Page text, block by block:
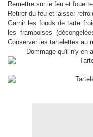
Remettre sur le feu et
Retirer du feu et laisser
Garnir les fonds de tarte
les framboises
Conserver les tartelettes au
Dommage qu'il n'y en